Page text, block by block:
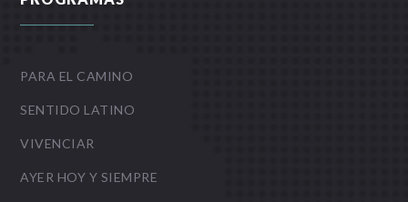
PARA EL CAMINO
SENTIDO LATINO
VIVENCIAR
AYER HOY Y SIEMPRE